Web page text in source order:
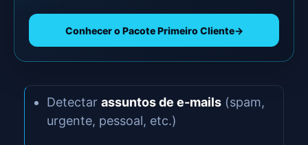
Conhecer o Pacote Primeiro Cliente→
Detectar assuntos de e-mails (spam,
urgente, pessoal, etc.)